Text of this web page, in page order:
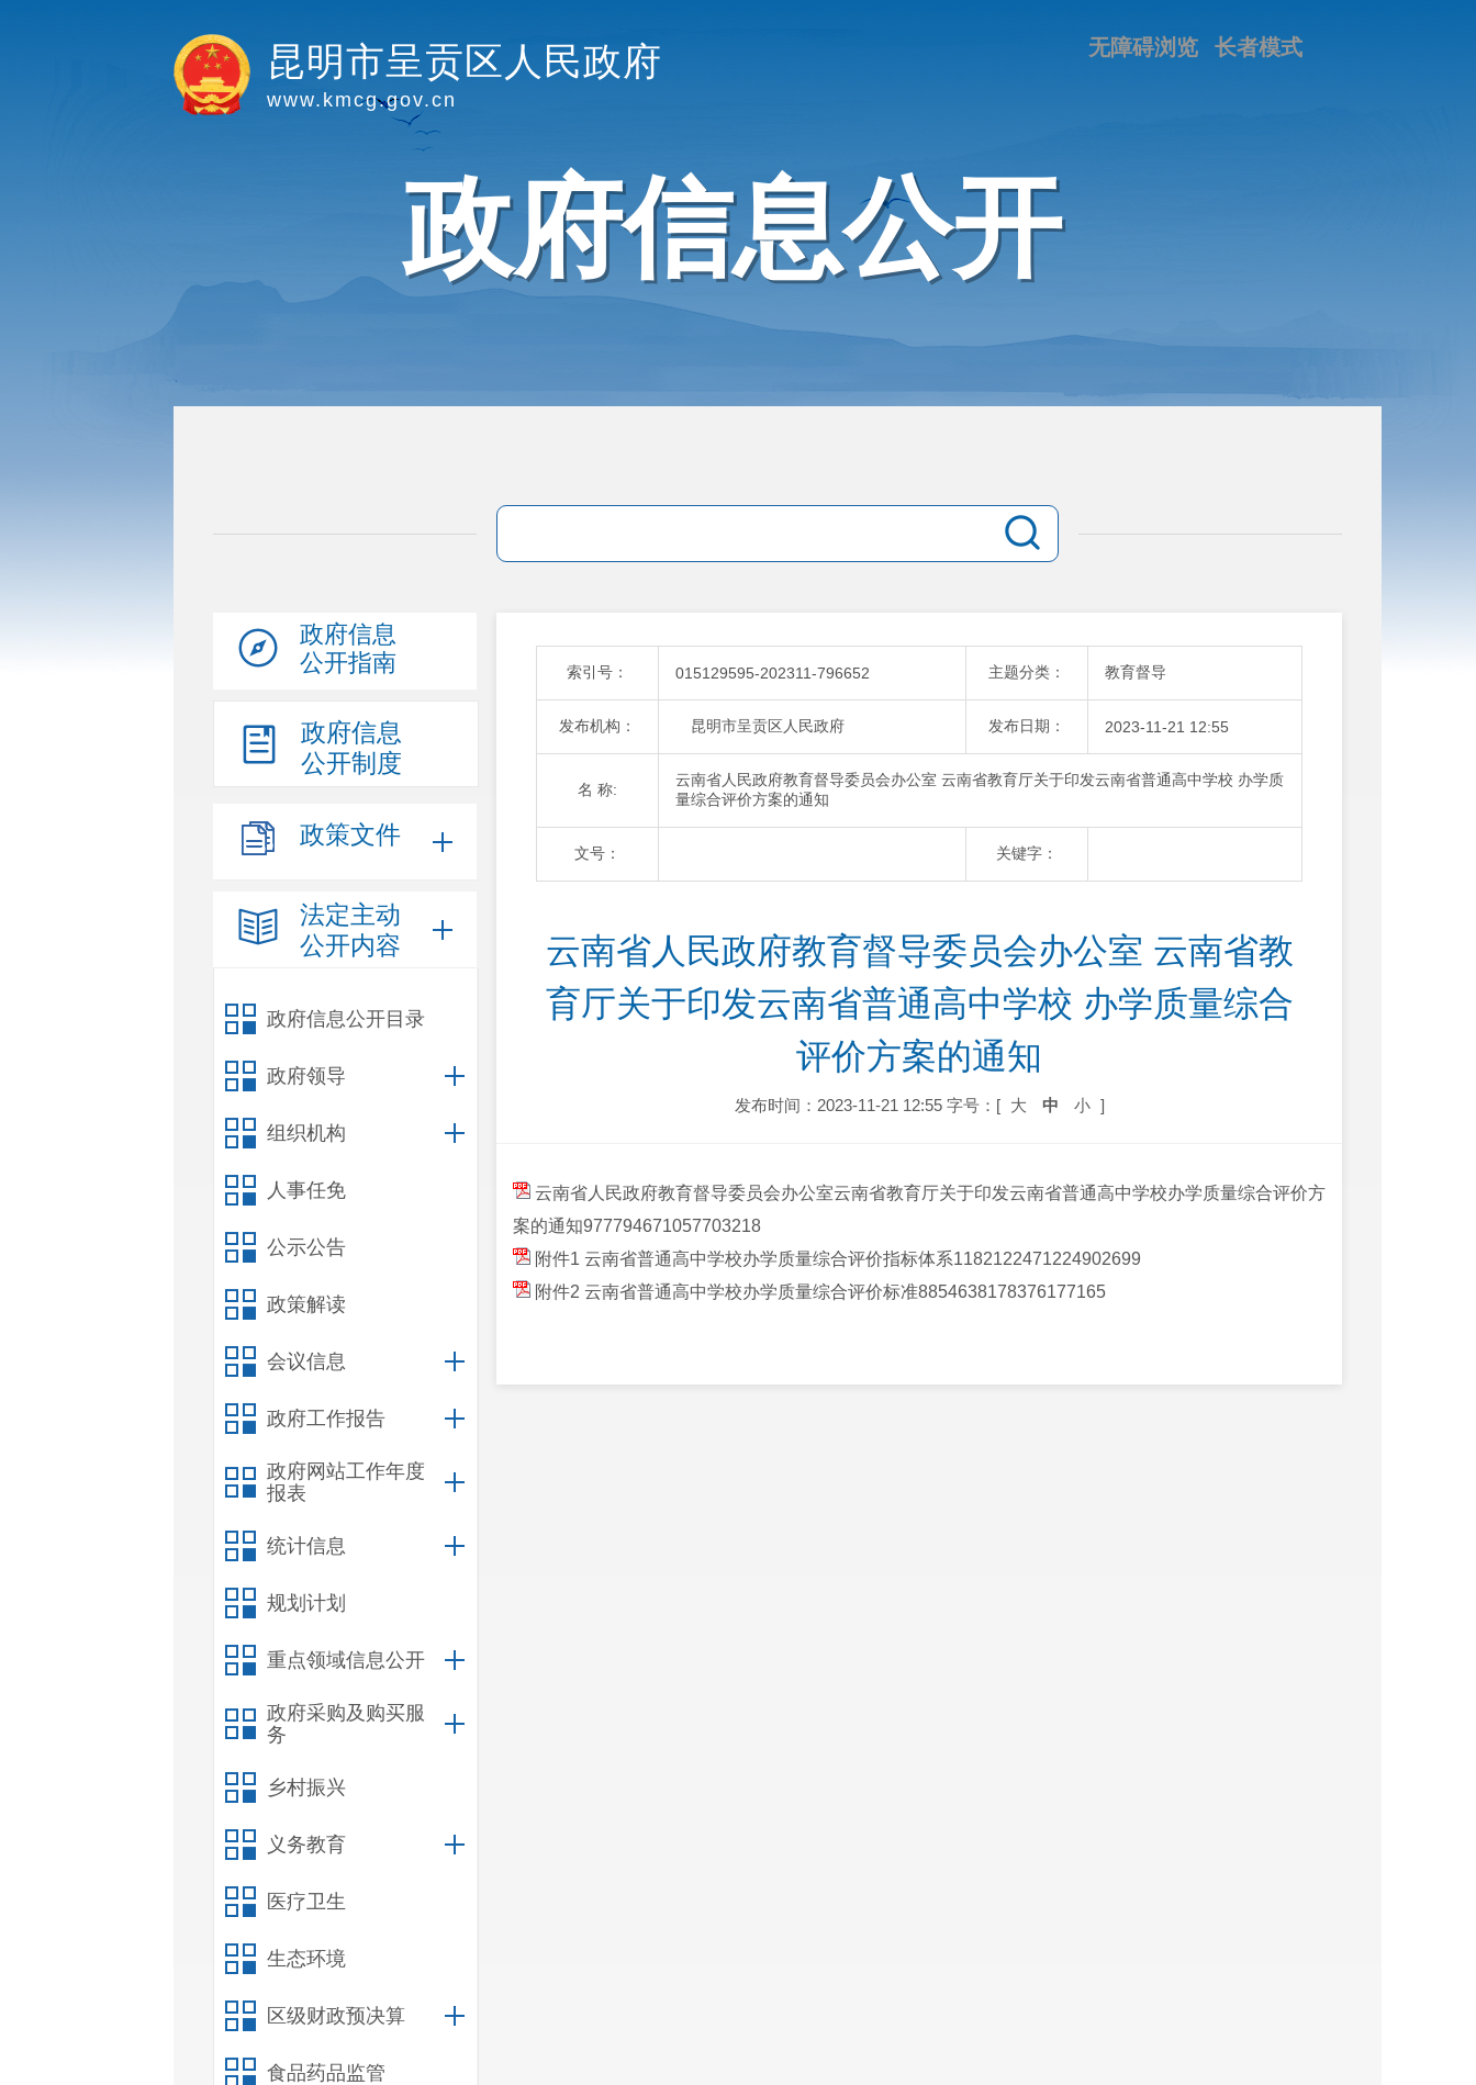
昆明市呈贡区人民政府
www.kmcg.gov.cn
长者模式
无障碍浏览
政府信息公开
政府信息
公开指南
政府信息
公开制度
政策文件
法定主动
公开内容
政府信息公开目录
政府领导
组织机构
人事任免
公示公告
政策解读
会议信息
政府工作报告
政府网站工作年度
报表
统计信息
规划计划
重点领域信息公开
政府采购及购买服
务
乡村振兴
义务教育
医疗卫生
生态环境
区级财政预决算
食品药品监管
索引号： 015129595-202311-796652 主题分类： 教育督导
发布机构： 昆明市呈贡区人民政府 发布日期： 2023-11-21 12:55
名 称:
云南省人民政府教育督导委员会办公室 云南省教育厅关于印发云南省普通高中学校 办学质
量综合评价方案的通知
文号： 关键字：
云南省人民政府教育督导委员会办公室 云南省教
育厅关于印发云南省普通高中学校 办学质量综合
评价方案的通知
发布时间：2023-11-21 12:55 字号：[ 大 中 小 ]
云南省人民政府教育督导委员会办公室云南省教育厅关于印发云南省普通高中学校办学质量综合评价方
案的通知977794671057703218
附件1 云南省普通高中学校办学质量综合评价指标体系1182122471224902699
附件2 云南省普通高中学校办学质量综合评价标准8854638178376177165